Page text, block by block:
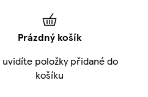
Prázdný košík
uvidíte položky přidané do
košíku